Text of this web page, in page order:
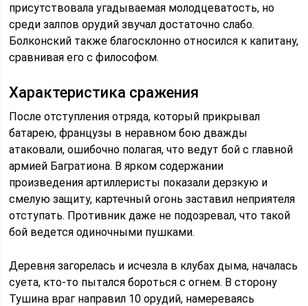
присутствовала угадываемая молодцеватость, но
среди залпов орудий звучал достаточно слабо.
Болконский также благосклонно относился к капитану,
сравнивая его с философом.
Характеристика сражения
После отступления отряда, который прикрывал
батарею, французы в неравном бою дважды
атаковали, ошибочно полагая, что ведут бой с главной
армией Багратиона. В ярком содержании
произведения артиллеристы показали дерзкую и
смелую защиту, картечный огонь заставил неприятеля
отступать. Противник даже не подозревал, что такой
бой ведется одиночными пушками.
Деревня загорелась и исчезла в клубах дыма, началась
суета, кто-то пытался бороться с огнем. В сторону
Тушина враг направил 10 орудий, намереваясь